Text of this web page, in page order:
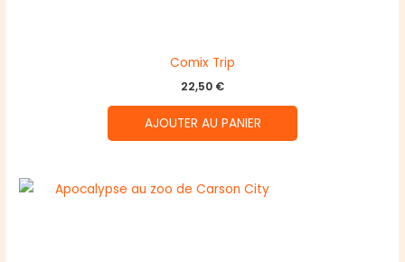
Comix Trip
22,50 €
AJOUTER AU PANIER